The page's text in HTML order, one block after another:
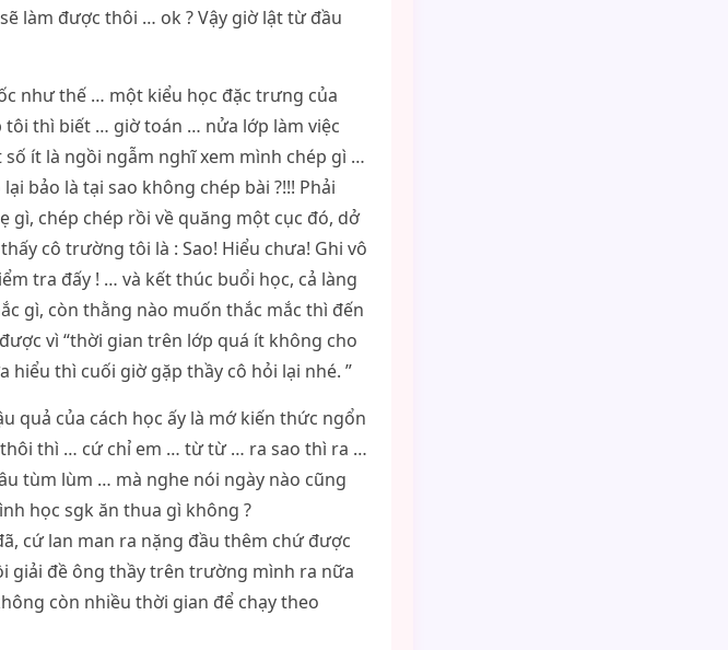
làm được thôi … ok ? Vậy giờ lật từ đầu
như thế … một kiểu học đặc trưng của
thì biết … giờ toán … nửa lớp làm việc
ít là ngồi ngẫm nghĩ xem mình chép gì …
bảo là tại sao không chép bài ?!!! Phải
gì, chép chép rồi về quăng một cục đó, dở
cô trường tôi là : Sao! Hiểu chưa! Ghi vô
tra đấy ! … và kết thúc buổi học, cả làng
gì, còn thằng nào muốn thắc mắc thì đến
vì “thời gian trên lớp quá ít không cho
hiểu thì cuối giờ gặp thầy cô hỏi lại nhé. ”
quả của cách học ấy là mớ kiến thức ngổn
thì … cứ chỉ em … từ từ … ra sao thì ra …
tùm lùm … mà nghe nói ngày nào cũng
học sgk ăn thua gì không ?
cứ lan man ra nặng đầu thêm chứ được
giải đề ông thầy trên trường mình ra nữa
còn nhiều thời gian để chạy theo